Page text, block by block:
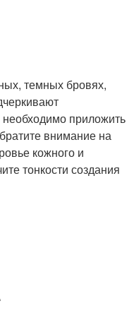
темных бровях,
необходимо приложить
внимание на
кожного и
тонкости создания